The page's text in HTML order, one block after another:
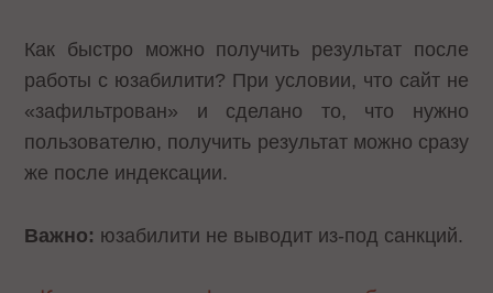
Как быстро можно получить результат после
работы с юзабилити? При условии, что сайт не
«зафильтрован» и сделано то, что нужно
пользователю, получить результат можно сразу
же после индексации.
Важно: юзабилити не выводит из-под санкций.